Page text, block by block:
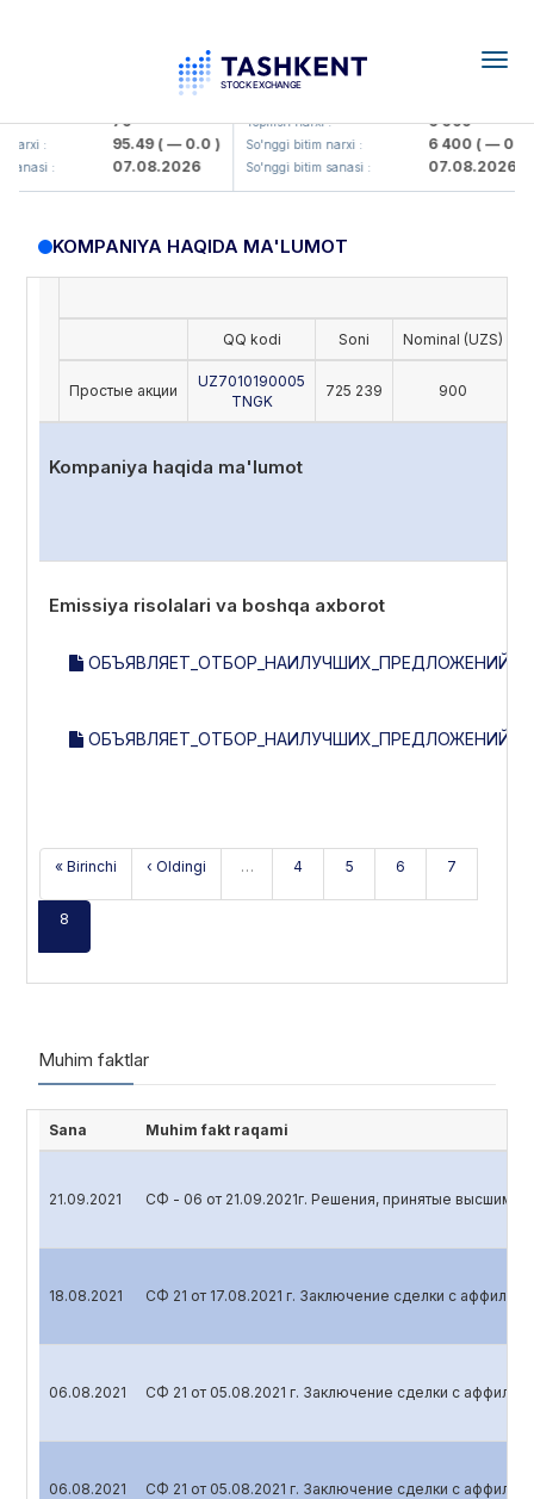
79
: 95.49( — 0.0 )
: 07.08.2026
UZMK (<O'zmetkombinat> AJ)
Yopilish narxi : 6 099
So'nggi bitim narxi : 6 400( — 0.0 )
So'nggi bitim sanasi : 07.08.2026
KOMPANIYA HAQIDA MA'LUMOT
QQ kodi Soni Nominal (UZS)
Простые акции
UZ7010190005
TNGK
725 239 900
Kompaniya haqida ma'lumot
Emissiya risolalari va boshqa axborot
« Birinchi ‹ Oldingi … 4 5 6 7
8
Muhim faktlar
Sana Muhim fakt raqami
21.09.2021 СФ - 06 от 21.09.2021г. Решения, принятые высшим
18.08.2021 СФ 21 от 17.08.2021 г. Заключение сделки с
06.08.2021 СФ 21 от 05.08.2021 г. Заключение сделки с
06.08.2021 СФ 21 от 05.08.2021 г. Заключение сделки с